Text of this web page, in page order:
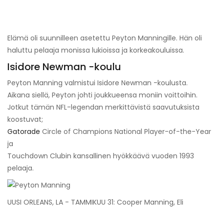
Elämä oli suunnilleen asetettu Peyton Manningille. Hän oli
haluttu pelaaja monissa lukioissa ja korkeakouluissa.
Isidore Newman -koulu
Peyton Manning valmistui Isidore Newman -koulusta.
Aikana siellä, Peyton johti joukkueensa moniin voittoihin.
Jotkut tämän NFL-legendan merkittävistä saavutuksista
koostuvat;
Gatorade Circle of Champions National Player-of-the-Year
ja
Touchdown Clubin kansallinen hyökkäävä vuoden 1993
pelaaja.
UUSI ORLEANS, LA - TAMMIKUU 31: Cooper Manning, Eli